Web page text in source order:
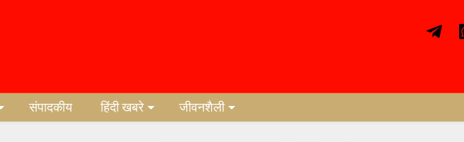
संपादकीय हिंदी खबरे जीवनशैली